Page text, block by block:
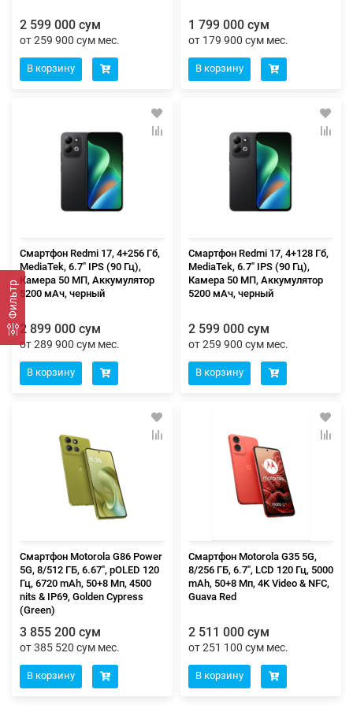
Фильтр
2 599 000 сум
от 259 900 сум мес.
В корзину
1 799 000 сум
от 179 900 сум мес.
В корзину
Смартфон Redmi 17, 4+256 Гб,
MediaTek, 6.7" IPS (90 Гц),
Камера 50 МП, Аккумулятор
5200 мАч, черный
2 899 000 сум
от 289 900 сум мес.
В корзину
Смартфон Redmi 17, 4+128 Гб,
MediaTek, 6.7" IPS (90 Гц),
Камера 50 МП, Аккумулятор
5200 мАч, черный
2 599 000 сум
от 259 900 сум мес.
В корзину
Смартфон Motorola G86 Power
5G, 8/512 ГБ, 6.67", pOLED 120
Гц, 6720 mAh, 50+8 Мп, 4500
nits & IP69, Golden Cypress
(Green)
3 855 200 сум
от 385 520 сум мес.
В корзину
Смартфон Motorola G35 5G,
8/256 ГБ, 6.7", LCD 120 Гц, 5000
mAh, 50+8 Мп, 4K Video & NFC,
Guava Red
2 511 000 сум
от 251 100 сум мес.
В корзину